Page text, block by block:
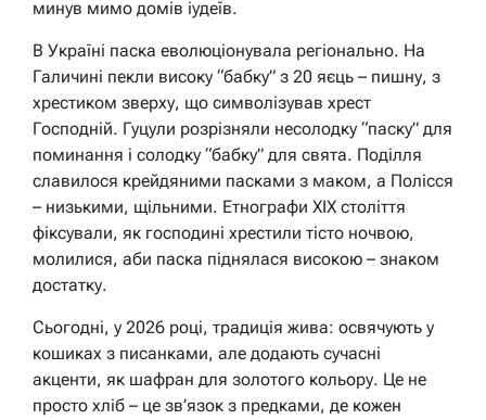
минув мимо домів іудеїв.
В Україні паска еволюціонувала регіонально. На
Галичині пекли високу “бабку” з 20 яєць – пишну, з
хрестиком зверху, що символізував хрест
Господній. Гуцули розрізняли несолодку “паску” для
поминання і солодку “бабку” для свята. Поділля
славилося крейдяними пасками з маком, а Полісся
– низькими, щільними. Етнографи XIX століття
фіксували, як господині хрестили тісто ночвою,
молилися, аби паска піднялася високою – знаком
достатку.
Сьогодні, у 2026 році, традиція жива: освячують у
кошиках з писанками, але додають сучасні
акценти, як шафран для золотого кольору. Це не
просто хліб – це зв’язок з предками, де кожен